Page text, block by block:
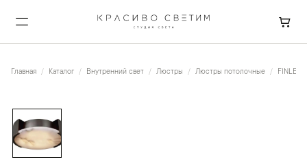
Главная Каталог Внутренний свет Люстры Люстры потолочные FINLEY